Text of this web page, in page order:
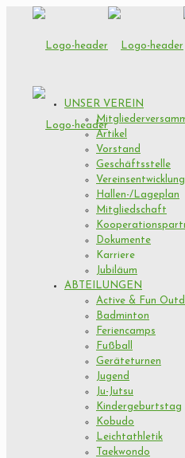
UNSER VEREIN
Artikel
Vorstand
Geschäftsstelle
Vereinsentwicklung
Hallen-/Lageplan
Mitgliedschaft
Dokumente
Karriere
Jubiläum
ABTEILUNGEN
Active & Fun
Badminton
Feriencamps
Fußball
Geräteturnen
Jugend
Ju-Jutsu
Kindergeburtstag
Kobudo
Leichtathletik
Taekwondo